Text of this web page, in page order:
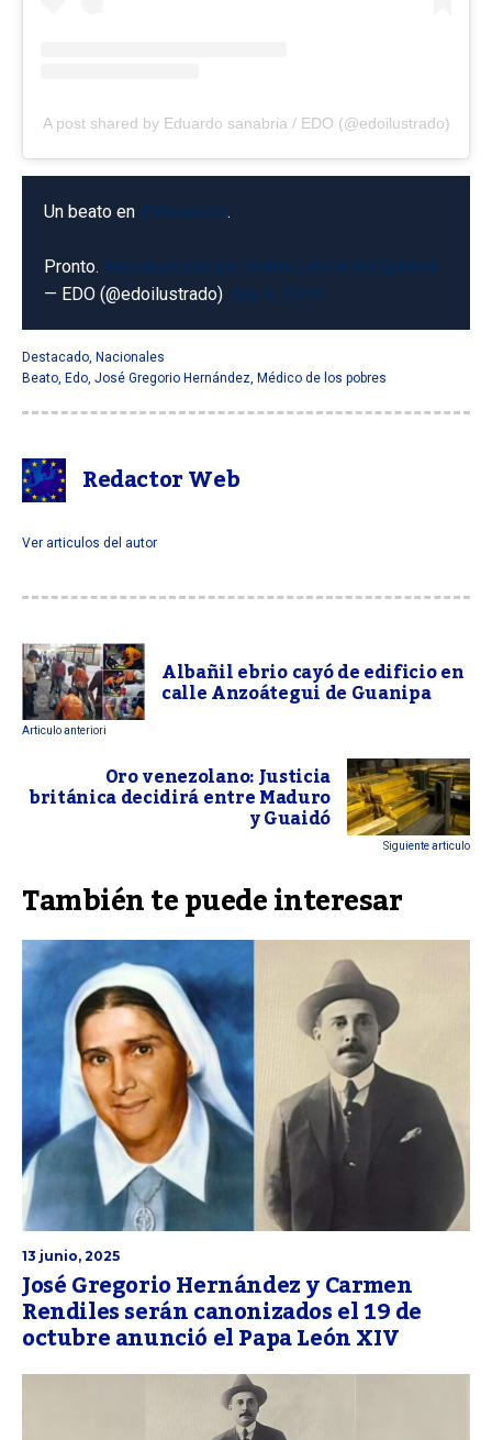
A post shared by Eduardo sanabria / EDO (@edoilustrado)
Un beato en #Wynwood.
Pronto. #edoilustrado pic.twitter.com/xCB3QpHbbk
— EDO (@edoilustrado) July 8, 2020
Destacado Nacionales
Beato Edo José Gregorio Hernández Médico de los pobres
Redactor Web
Ver articulos del autor
Albañil ebrio cayó de edificio en
calle Anzoátegui de Guanipa
Articulo anteriori
Oro venezolano: Justicia
británica decidirá entre Maduro
y Guaidó
Siguiente articulo
También te puede interesar
13 junio, 2025
José Gregorio Hernández y Carmen
Rendiles serán canonizados el 19 de
octubre anunció el Papa León XIV